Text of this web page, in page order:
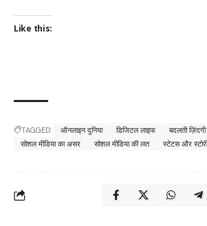
Like this:
TAGGED: ऑनलाइन दुनिया डिजिटल लाइफ बदलती ज़िंदगी
सोशल मीडिया का असर
सोशल मीडिया की लत स्टेटस और स्टोरी